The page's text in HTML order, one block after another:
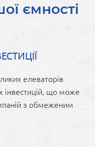
ємності
елеваторів
інвестицій, що може
з обмеженим